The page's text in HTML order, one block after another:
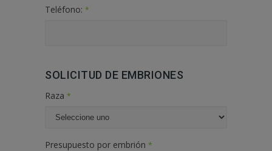
Teléfono: *
SOLICITUD DE EMBRIONES
Raza *
Presupuesto por embrión *